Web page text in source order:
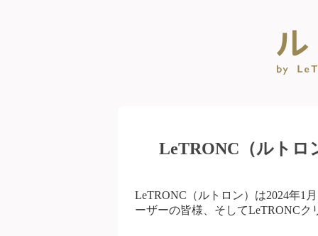
LeTRONC（ルトロ
LeTRONC（ルトロン）は2024年1
ーザーの皆様、そしてLeTRONC